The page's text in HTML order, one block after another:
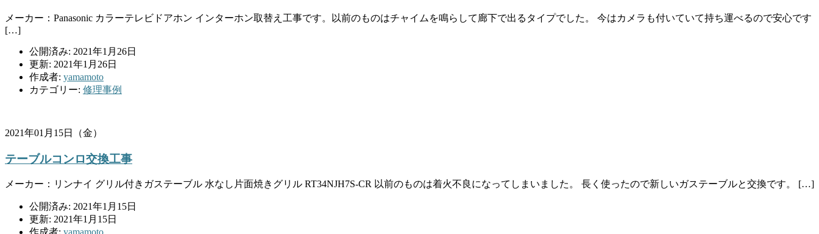
メーカー：Panasonic カラーテレビドアホン インターホン取替え工事です。以前のものはチャイムを鳴らして廊下で出るタイプでした。 今はカメラも付いていて持ち運べるので安心です
[…]
公開済み: 2021年1月26日
更新: 2021年1月26日
作成者: yamamoto
カテゴリー: 修理事例
2021年01月15日（金）
テーブルコンロ交換工事
メーカー：リンナイ グリル付きガステーブル 水なし片面焼きグリル RT34NJH7S-CR 以前のものは着火不良になってしまいました。 長く使ったので新しいガステーブルと交換です。 […]
公開済み: 2021年1月15日
更新: 2021年1月15日